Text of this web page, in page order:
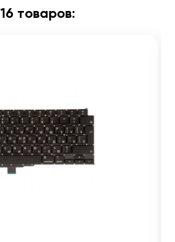
товаров: